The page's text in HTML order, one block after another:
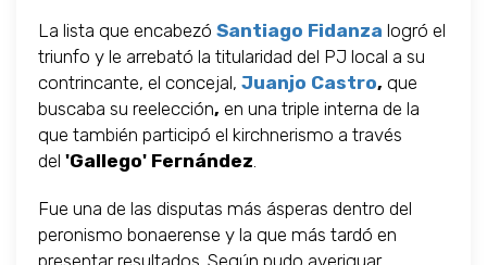
La lista que encabezó Santiago Fidanza logró el
triunfo y le arrebató la titularidad del PJ local a su
contrincante, el concejal, Juanjo Castro, que
buscaba su reelección, en una triple interna de la
que también participó el kirchnerismo a través
del 'Gallego' Fernández.
Fue una de las disputas más ásperas dentro del
peronismo bonaerense y la que más tardó en